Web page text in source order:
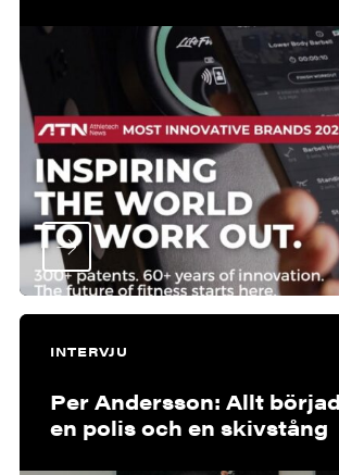
INTERVJU
Per Andersson: Allt
en polis och en skivstång